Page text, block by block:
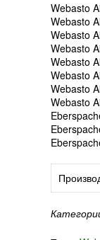
Webasto
Webasto
Webasto
Webasto
Webasto
Webasto
Webasto
Webasto